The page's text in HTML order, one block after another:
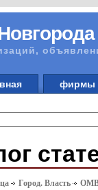
Город. Власть